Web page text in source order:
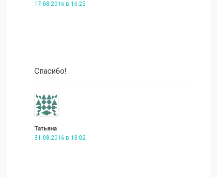
17.08.2016 в 16:25
Спасибо!
Татьяна
31.08.2016 в 13:02